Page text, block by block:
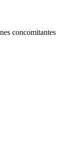
concomitantes